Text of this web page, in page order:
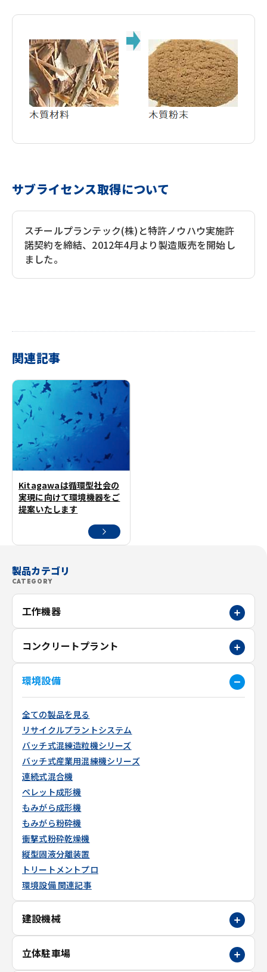
製品カテゴリ
CATEGORY
工作機器
コンクリートプラント
環境設備
全ての製品を見る
リサイクルプラントシステム
バッチ式混練造粒機シリーズ
バッチ式産業用混練機シリーズ
連続式混合機
ペレット成形機
もみがら成形機
もみがら粉砕機
衝撃式粉砕乾燥機
縦型固液分離装置
トリートメントプロ
環境設備 関連記事
建設機械
立体駐車場
サブライセンス取得について
スチールプランテック(株)と特許ノウハウ実施許
諾契約を締結、2012年4月より製造販売を開始し
ました。
関連記事
Kitagawaは循環型社会の
実現に向けて環境機器をご
提案いたします